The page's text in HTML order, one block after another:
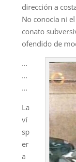
dirección a
No conocía ni
conato
ofendido de
…
…
…
La
ví
sp
er
a